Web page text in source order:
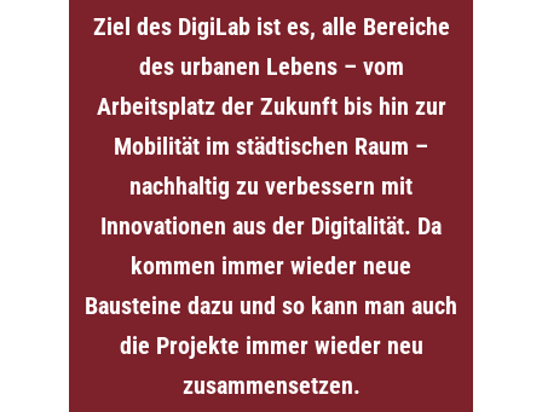
Ziel des DigiLab ist es, alle Bereiche
des urbanen Lebens – vom
Arbeitsplatz der Zukunft bis hin zur
Mobilität im städtischen Raum –
nachhaltig zu verbessern mit
Innovationen aus der Digitalität. Da
kommen immer wieder neue
Bausteine dazu und so kann man auch
die Projekte immer wieder neu
zusammensetzen.